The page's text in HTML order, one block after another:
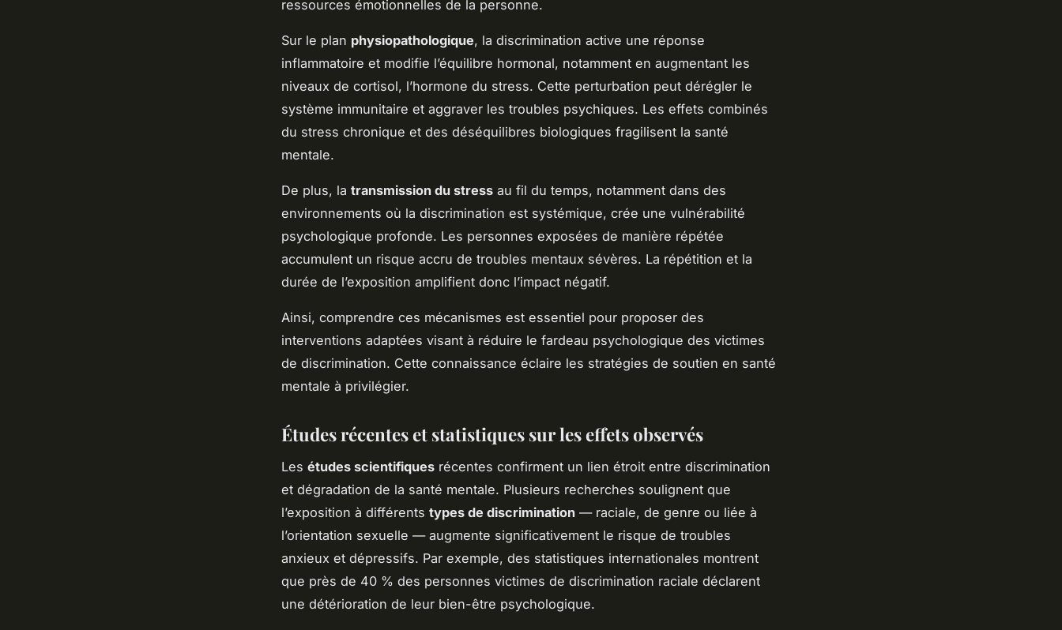
ressources émotionnelles de la personne.
Sur le plan physiopathologique, la discrimination active une réponse
inflammatoire et modifie l’équilibre hormonal, notamment en augmentant les
niveaux de cortisol, l’hormone du stress. Cette perturbation peut dérégler le
système immunitaire et aggraver les troubles psychiques. Les effets combinés
du stress chronique et des déséquilibres biologiques fragilisent la santé
mentale.
De plus, la transmission du stress au fil du temps, notamment dans des
environnements où la discrimination est systémique, crée une vulnérabilité
psychologique profonde. Les personnes exposées de manière répétée
accumulent un risque accru de troubles mentaux sévères. La répétition et la
durée de l’exposition amplifient donc l’impact négatif.
Ainsi, comprendre ces mécanismes est essentiel pour proposer des
interventions adaptées visant à réduire le fardeau psychologique des victimes
de discrimination. Cette connaissance éclaire les stratégies de soutien en santé
mentale à privilégier.
Études récentes et statistiques sur les effets observés
Les études scientifiques récentes confirment un lien étroit entre discrimination
et dégradation de la santé mentale. Plusieurs recherches soulignent que
l’exposition à différents types de discrimination — raciale, de genre ou liée à
l’orientation sexuelle — augmente significativement le risque de troubles
anxieux et dépressifs. Par exemple, des statistiques internationales montrent
que près de 40 % des personnes victimes de discrimination raciale déclarent
une détérioration de leur bien-être psychologique.